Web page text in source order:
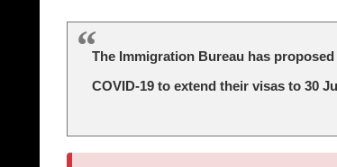
The Immigration Bureau has
COVID-19 to extend their visas to 30